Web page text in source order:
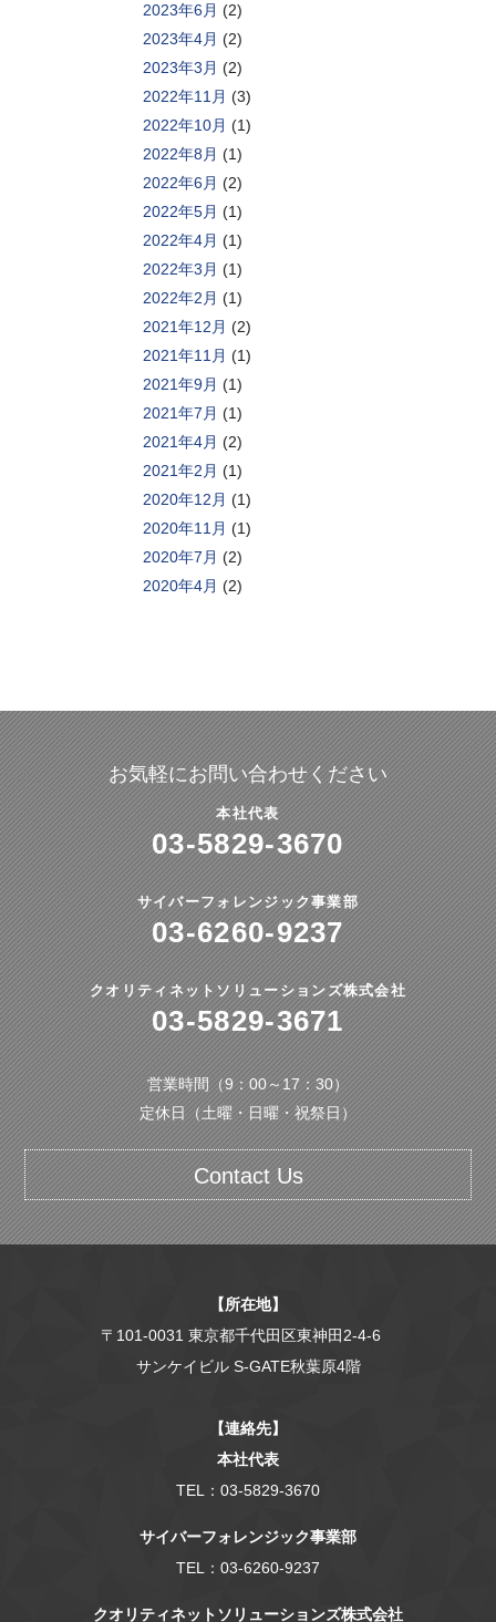
2023年6月 (2)
2023年4月 (2)
2023年3月 (2)
2022年11月 (3)
2022年10月 (1)
2022年8月 (1)
2022年6月 (2)
2022年5月 (1)
2022年4月 (1)
2022年3月 (1)
2022年2月 (1)
2021年12月 (2)
2021年11月 (1)
2021年9月 (1)
2021年7月 (1)
2021年4月 (2)
2021年2月 (1)
2020年12月 (1)
2020年11月 (1)
2020年7月 (2)
2020年4月 (2)
お気軽にお問い合わせください
本社代表
03-5829-3670
サイバーフォレンジック事業部
03-6260-9237
クオリティネットソリューションズ株式会社
03-5829-3671
営業時間（9：00～17：30）
定休日（土曜・日曜・祝祭日）
Contact Us
【所在地】
〒101-0031 東京都千代田区東神田2-4-6
サンケイビル S-GATE秋葉原4階
【連絡先】
本社代表
TEL：03-5829-3670
サイバーフォレンジック事業部
TEL：03-6260-9237
クオリティネットソリューションズ株式会社